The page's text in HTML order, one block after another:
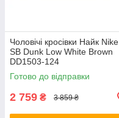
Чоловічі кросівки Найк Nike
SB Dunk Low White Brown
DD1503-124
Готово до відправки
2 759 ₴ 3 859 ₴